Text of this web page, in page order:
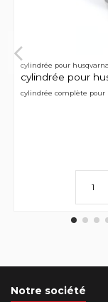
cylindrée pour husqvarna
cylindrée pour
cylindrée complète pour
Notre société